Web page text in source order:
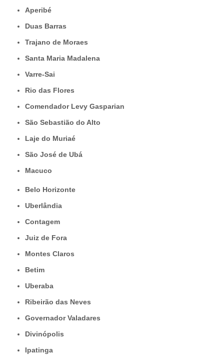
Aperibé
Duas Barras
Trajano de Moraes
Santa Maria Madalena
Varre-Sai
Rio das Flores
Comendador Levy Gasparian
São Sebastião do Alto
Laje do Muriaé
São José de Ubá
Macuco
Belo Horizonte
Uberlândia
Contagem
Juiz de Fora
Montes Claros
Betim
Uberaba
Ribeirão das Neves
Governador Valadares
Divinópolis
Ipatinga